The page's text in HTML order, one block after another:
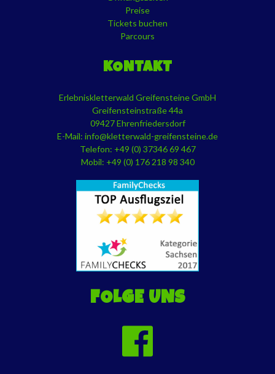
Preise
Tickets buchen
Parcours
KONTAKT
Erlebniskletterwald Greifensteine GmbH
Greifensteinstraße 44a
09427 Ehrenfriedersdorf
E-Mail: info@kletterwald-greifensteine.de
Telefon: +49 (0) 37346 69 467
Mobil: +49 (0) 176 218 98 340
FOLGE UNS